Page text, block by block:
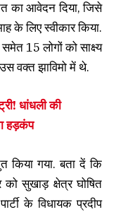
का आवेदन दिया, जिसे
के लिए स्वीकार किया.
15 लोगों को साक्ष्य
वक्त झाविमो में थे.
धांधली की
हड़कंप
किया गया. बता दें कि
सुखाड़ क्षेत्र घोषित
के विधायक प्रदीप